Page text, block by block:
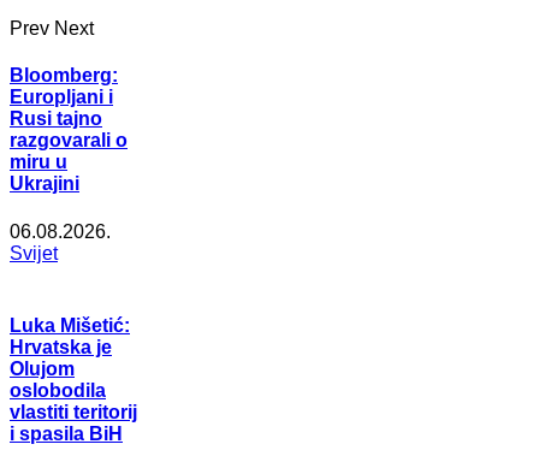
Prev Next
Bloomberg:
Europljani i
Rusi tajno
razgovarali o
miru u
Ukrajini
06.08.2026.
Svijet
Luka Mišetić:
Hrvatska je
Olujom
oslobodila
vlastiti teritorij
i spasila BiH